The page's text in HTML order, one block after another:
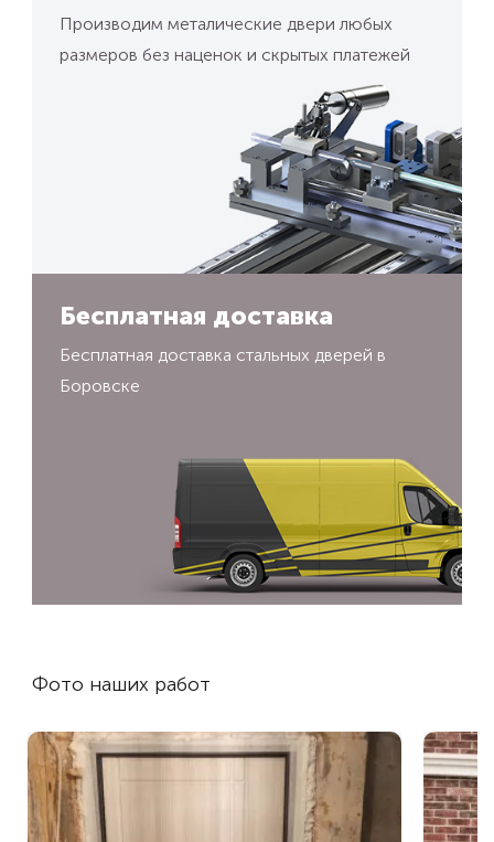
Производим металические двери любых
размеров без наценок и скрытых платежей
Бесплатная доставка
Бесплатная доставка стальных дверей в
Боровске
Фото наших работ